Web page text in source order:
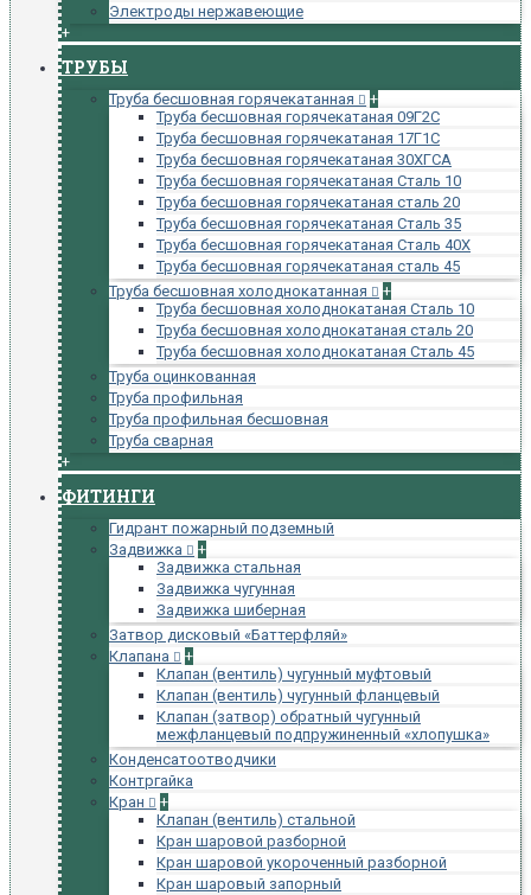
Электроды нержавеющие
+
ТРУБЫ
Труба бесшовная горячекатанная
+
Труба бесшовная горячекатаная 09Г2С
Труба бесшовная горячекатаная 17Г1С
Труба бесшовная горячекатаная 30ХГСА
Труба бесшовная горячекатаная Сталь 10
Труба бесшовная горячекатаная сталь 20
Труба бесшовная горячекатаная Сталь 35
Труба бесшовная горячекатаная Сталь 40Х
Труба бесшовная горячекатаная сталь 45
Труба бесшовная холоднокатанная
+
Труба бесшовная холоднокатаная Сталь 10
Труба бесшовная холоднокатаная сталь 20
Труба бесшовная холоднокатаная Сталь 45
Труба оцинкованная
Труба профильная
Труба профильная бесшовная
Труба сварная
+
ФИТИНГИ
Гидрант пожарный подземный
Задвижка
+
Задвижка стальная
Задвижка чугунная
Задвижка шиберная
Затвор дисковый «Баттерфляй»
Клапана
+
Клапан (вентиль) чугунный муфтовый
Клапан (вентиль) чугунный фланцевый
Клапан (затвор) обратный чугунный
межфланцевый подпружиненный «хлопушка»
Конденсатоотводчики
Контргайка
Кран
+
Клапан (вентиль) стальной
Кран шаровой разборной
Кран шаровой укороченный разборной
Кран шаровый запорный